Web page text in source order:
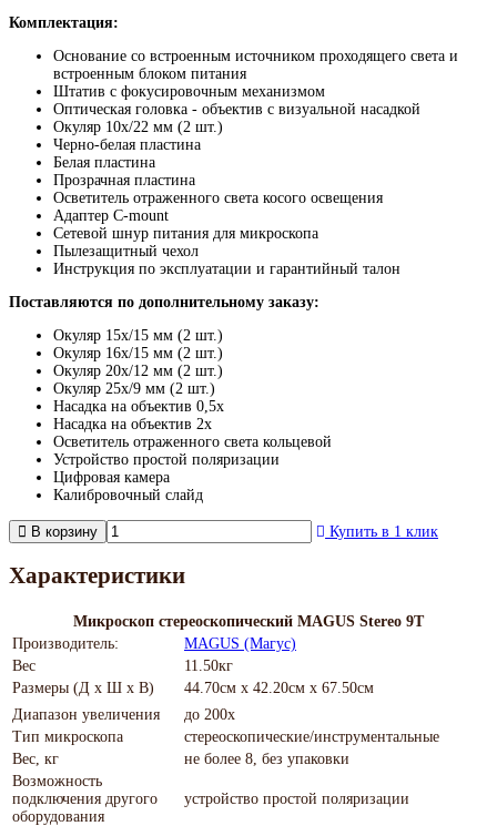
Комплектация:
Основание со встроенным источником проходящего света и
встроенным блоком питания
Штатив с фокусировочным механизмом
Оптическая головка - объектив с визуальной насадкой
Окуляр 10x/22 мм (2 шт.)
Черно-белая пластина
Белая пластина
Прозрачная пластина
Осветитель отраженного света косого освещения
Адаптер C-mount
Сетевой шнур питания для микроскопа
Пылезащитный чехол
Инструкция по эксплуатации и гарантийный талон
Поставляются по дополнительному заказу:
Окуляр 15х/15 мм (2 шт.)
Окуляр 16х/15 мм (2 шт.)
Окуляр 20х/12 мм (2 шт.)
Окуляр 25х/9 мм (2 шт.)
Насадка на объектив 0,5x
Насадка на объектив 2x
Осветитель отраженного света кольцевой
Устройство простой поляризации
Цифровая камера
Калибровочный слайд
В корзину Купить в 1 клик
Характеристики
Микроскоп стереоскопический MAGUS Stereo 9T
Производитель:
MAGUS (Магус)
Вес
11.50кг
Размеры (Д х Ш х В)
44.70см x 42.20см x 67.50см
Диапазон увеличения
до 200х
Тип микроскопа
стереоскопические/инструментальные
Вес, кг
не более 8, без упаковки
Возможность
подключения другого
оборудования
устройство простой поляризации